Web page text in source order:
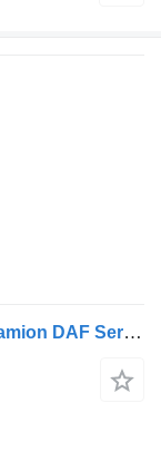
Chemise de cylindre 40369962 pour camion DAF Serie XF105.XXX